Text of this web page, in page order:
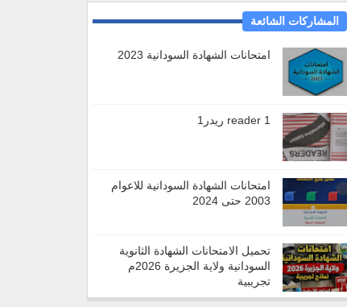
المشاركات الشائعة
امتحانات الشهادة السودانية 2023
reader 1 ريدر1
امتحانات الشهادة السودانية للاعوام
2003 حتى 2024
تحميل الامتحانات الشهادة الثانوية
السودانية ولاية الجزيرة 2026م
تجريبية